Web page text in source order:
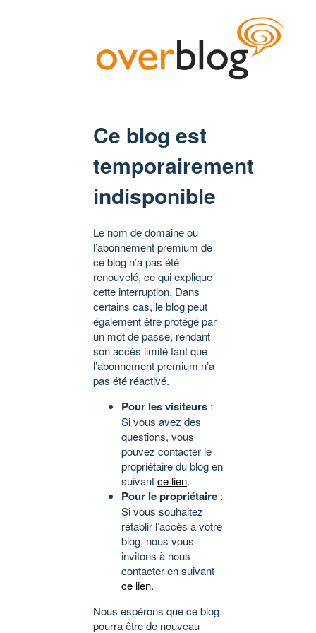
Ce blog est
temporairement
indisponible
Le nom de domaine ou
l’abonnement premium de
ce blog n’a pas été
renouvelé, ce qui explique
cette interruption. Dans
certains cas, le blog peut
également être protégé par
un mot de passe, rendant
son accès limité tant que
l’abonnement premium n’a
pas été réactivé.
Pour les visiteurs :
Si vous avez des
questions, vous
pouvez contacter le
propriétaire du blog en
suivantce lien.
Pour le propriétaire :
Si vous souhaitez
rétablir l’accès à votre
blog, nous vous
invitons à nous
contacter en suivant
ce lien.
Nous espérons que ce blog
pourra être de nouveau